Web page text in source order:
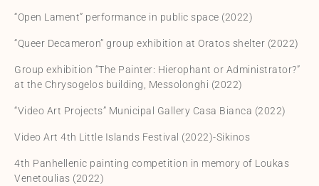
“Open Lament” performance in public space (2022)
“Queer Decameron” group exhibition at Oratos shelter (2022)
Group exhibition “The Painter: Hierophant or Administrator?”
at the Chrysogelos building, Messolonghi (2022)
“Video Art Projects” Municipal Gallery Casa Bianca (2022)
Video Art 4th Little Islands Festival (2022)-Sikinos
4th Panhellenic painting competition in memory of Loukas
Venetoulias (2022)